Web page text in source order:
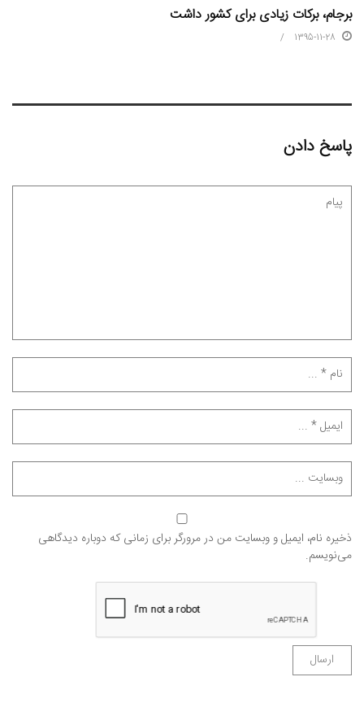
برجام، برکات زیادی برای کشور داشت
1395-11-28
پاسخ دادن
ذخیره نام، ایمیل و وبسایت من در مرورگر برای زمانی که دوباره دیدگاهی
می‌نویسم.